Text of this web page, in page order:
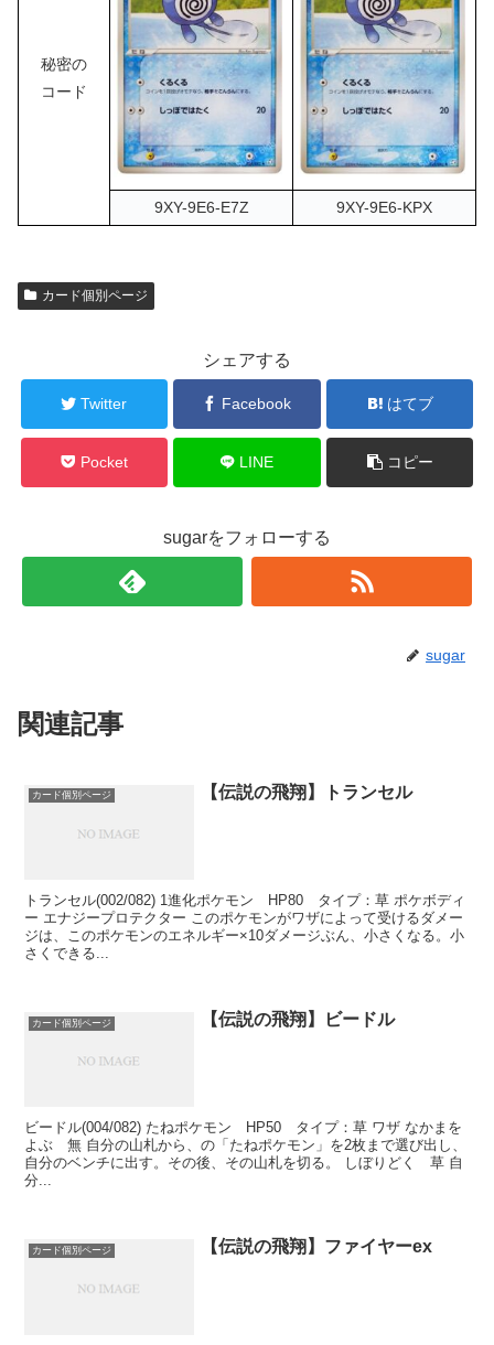
秘密の
コード
9XY-9E6-E7Z 9XY-9E6-KPX
カード個別ページ
シェアする
Twitter Facebook はてブ
Pocket LINE コピー
sugarをフォローする
sugar
関連記事
カード個別ページ 【伝説の飛翔】トランセル
トランセル(002/082) 1進化ポケモン HP80 タイプ：草 ポケボディ
ー エナジープロテクター このポケモンがワザによって受けるダメー
ジは、このポケモンのエネルギー×10ダメージぶん、小さくなる。小
さくできる...
カード個別ページ 【伝説の飛翔】ビードル
ビードル(004/082) たねポケモン HP50 タイプ：草 ワザ なかまを
よぶ 無 自分の山札から、の「たねポケモン」を2枚まで選び出し、
自分のベンチに出す。その後、その山札を切る。 しぼりどく 草 自
分...
カード個別ページ 【伝説の飛翔】ファイヤーex